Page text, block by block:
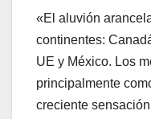
«El aluvión
continentes:
UE y México. Los
principalmente
creciente